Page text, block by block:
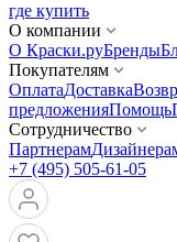
где купить
О компании
О Краски.руБренды
Покупателям
ОплатаДоставка
предложенияПомощь
Сотрудничество
Партнерам
+7 (495) 505-61-05